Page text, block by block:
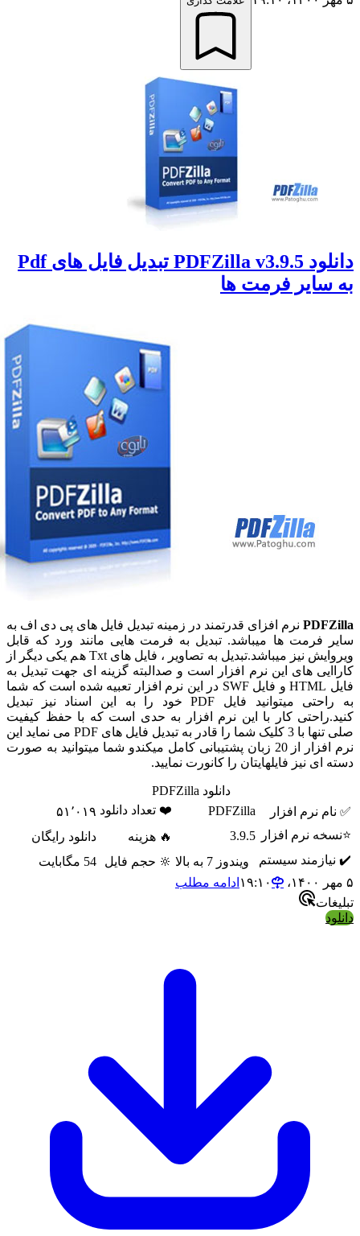
دانلود PDFZilla v3.9.5 تبدیل فایل های Pdf
فرمت ها
نرم افزای قدرتمند در زمینه تبدیل فایل های پی دی اف به
فرمت ها میباشد. تبدیل به فرمت هایی مانند ورد که قابل
ویروایش نیز میباشد.تبدیل به تصاویر ، فایل های Txt هم یکی دیگر از
های این نرم افزار است و صدالبته گزینه ای جهت تبدیل به
فایل HTML و فایل SWF در این نرم افزار تعبیه شده است که شما
به راحتی میتوانید فایل PDF خود را به این اسناد نیز تبدیل
کار با این نرم افزار به حدی است که با حفظ کیفیت
صلی تنها با 3 کلیک شما را قادر به تبدیل فایل های PDF می نماید این
نرم افزار از 20 زبان پشتیبانی کامل میکندو شما میتوانید به صورت
ای نیز فایلهایتان را کانورت نمایید.
دانلود PDFZilla
نرم افزار
PDFZilla ❤️ تعداد دانلود ۵۱٬۰۱۹
نرم افزار 3.9.5 🔥 هزینه
دانلود رایگان
سیستم
ویندوز 7 به بالا 🔆 حجم فایل 54 مگابایت
ادامه مطلب